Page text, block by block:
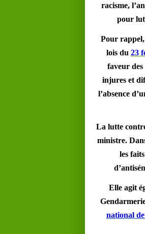
racisme,
pour
Pour
lois du 23
faveur
injures et
l’absence
La lutte
ministre.
les
Elle agit
national